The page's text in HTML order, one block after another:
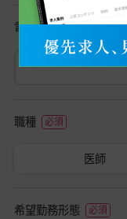
電話番号
職種
医師
希望勤務形態